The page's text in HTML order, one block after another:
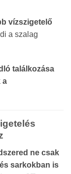
vízszigetelő
a szalag
találkozása
a
ne csak
sarkokban is